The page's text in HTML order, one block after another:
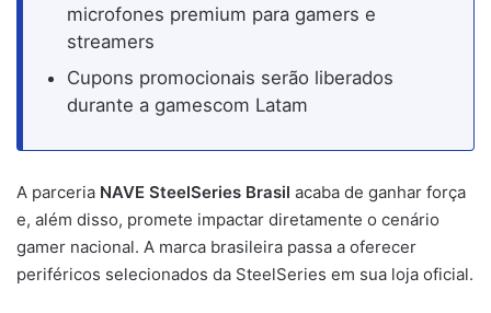
microfones premium para gamers e
streamers
Cupons promocionais serão liberados
durante a gamescom Latam
A parceria NAVE SteelSeries Brasil acaba de ganhar força
e, além disso, promete impactar diretamente o cenário
gamer nacional. A marca brasileira passa a oferecer
periféricos selecionados da SteelSeries em sua loja oficial.